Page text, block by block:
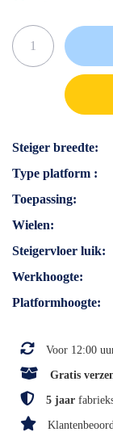
Specificaties
Steiger breedte
Type platform
Toepassing
Wielen
Steigervloer luik
Werkhoogte
Platformhoogte
Voor 12:00
Gratis
5 jaar